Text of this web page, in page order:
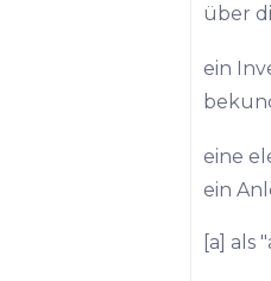
über
ein
eine
ein
[a] als